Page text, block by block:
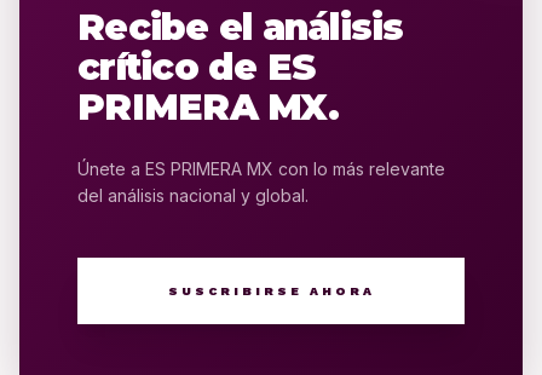
Recibe el análisis
crítico de ES
PRIMERA MX.
Únete a ES PRIMERA MX con lo más relevante
del análisis nacional y global.
SUSCRIBIRSE AHORA